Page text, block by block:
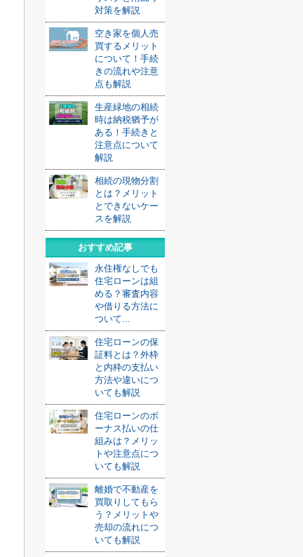
対策を解説
空き家を個人売
買するメリット
について！手続
きの流れや注意
点も解説
生産緑地の相続
時は納税猶予が
ある！手続きと
注意点について
解説
相続の現物分割
とは？メリット
とできないケー
スを解説
おすすめ記事
永住権なしでも
住宅ローンは組
める？審査内容
や借りる方法に
ついて...
住宅ローンの保
証料とは？外枠
と内枠の支払い
方法や違いにつ
いても解説
住宅ローンのボ
ーナス払いの仕
組みは？メリッ
トや注意点につ
いても解説
離婚で不動産を
買取りしてもら
う？メリットや
売却の流れにつ
いても解説